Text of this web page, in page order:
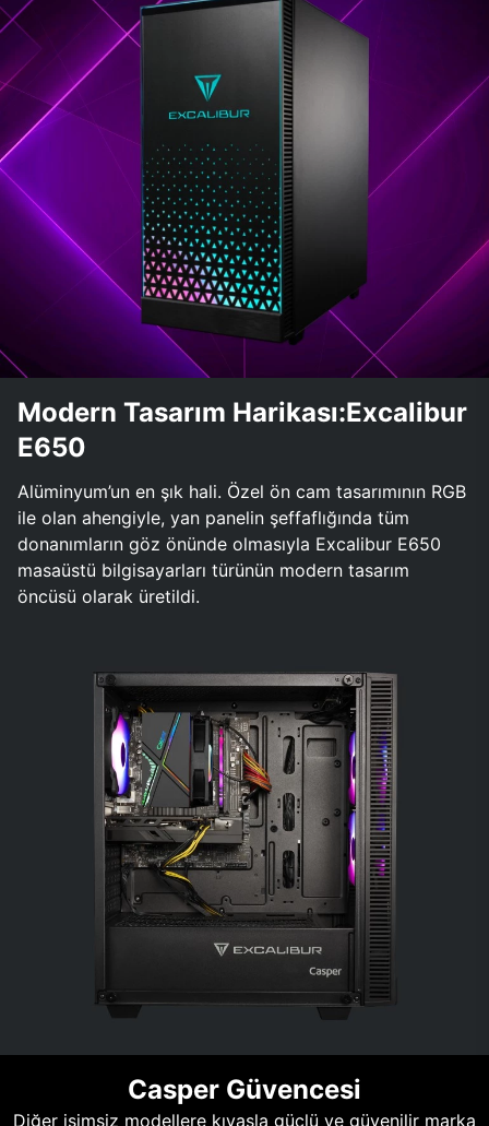
Modern Tasarım Harikası:Excalibur
E650
Alüminyum’un en şık hali. Özel ön cam tasarımının RGB
ile olan ahengiyle, yan panelin şeffaflığında tüm
donanımların göz önünde olmasıyla Excalibur E650
masaüstü bilgisayarları türünün modern tasarım
öncüsü olarak üretildi.
Casper Güvencesi
Diğer isimsiz modellere kıyasla güçlü ve güvenilir marka